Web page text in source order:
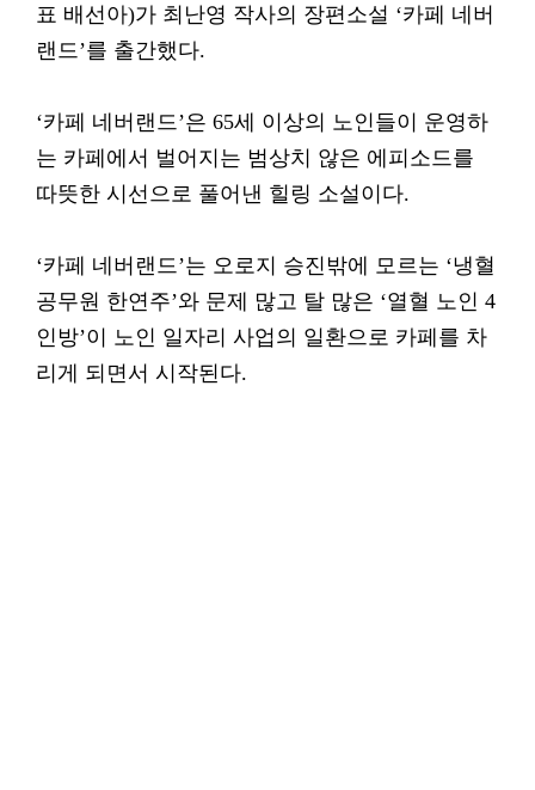
표 배선아)가 최난영 작사의 장편소설 ‘카페 네버
랜드’를 출간했다.
‘카페 네버랜드’은 65세 이상의 노인들이 운영하
는 카페에서 벌어지는 범상치 않은 에피소드를
따뜻한 시선으로 풀어낸 힐링 소설이다.
‘카페 네버랜드’는 오로지 승진밖에 모르는 ‘냉혈
공무원 한연주’와 문제 많고 탈 많은 ‘열혈 노인 4
인방’이 노인 일자리 사업의 일환으로 카페를 차
리게 되면서 시작된다.